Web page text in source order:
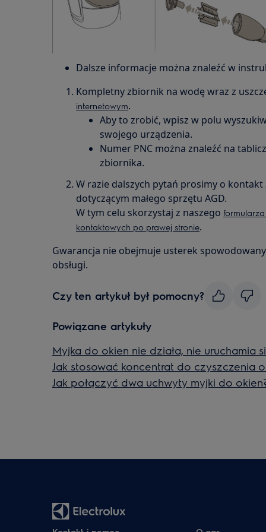
Dalsze informacje można znaleźć w
Kompletny zbiornik na wodę wraz z
internetowym.
Aby to zrobić, wpisz w polu
swojego urządzenia.
Numer PNC można znaleźć na
zbiornika.
W razie dalszych pytań prosimy o
dotyczącym małego sprzętu AGD.
W tym celu skorzystaj z naszego
kontaktowych po prawej stronie.
Gwarancja nie obejmuje usterek
obsługi.
Czy ten artykuł był pomocny?
Powiązane artykuły
Myjka do okien nie działa, nie uruchamia
Jak stosować koncentrat do czyszczenia
Jak połączyć dwa uchwyty myjki do